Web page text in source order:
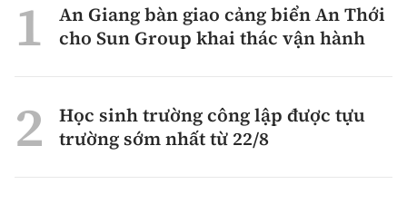
An Giang bàn giao cảng biển An Thới
cho Sun Group khai thác vận hành
Học sinh trường công lập được tựu
trường sớm nhất từ 22/8